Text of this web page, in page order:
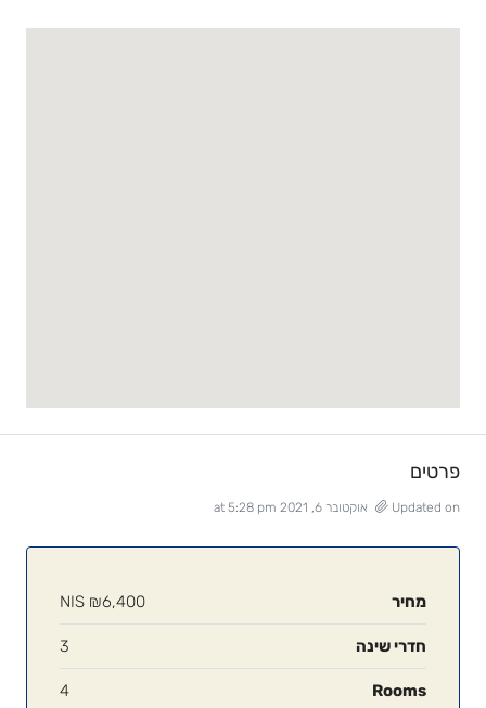
פרטים
Updated on אוקטובר 6, 2021 at 5:28 pm
מחיר NIS ₪6,400
חדרי שינה 3
Rooms
4